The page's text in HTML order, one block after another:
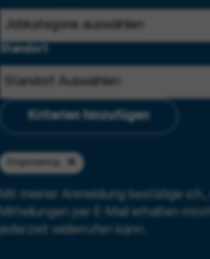
Standort
Kriterien hinzufügen
Mit meiner Anmeldung bestätige ich,
Mitteilungen per E-Mail erhalten
jederzeit widerrufen kann.